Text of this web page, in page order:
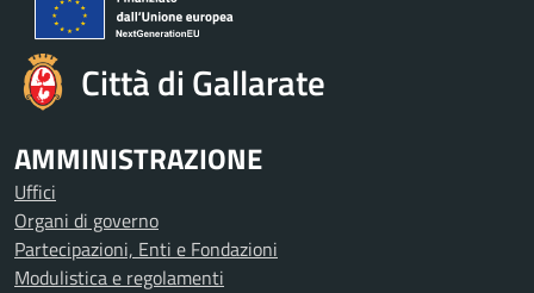
Città di Gallarate
AMMINISTRAZIONE
Uffici
Organi di governo
Partecipazioni, Enti e Fondazioni
Modulistica e regolamenti